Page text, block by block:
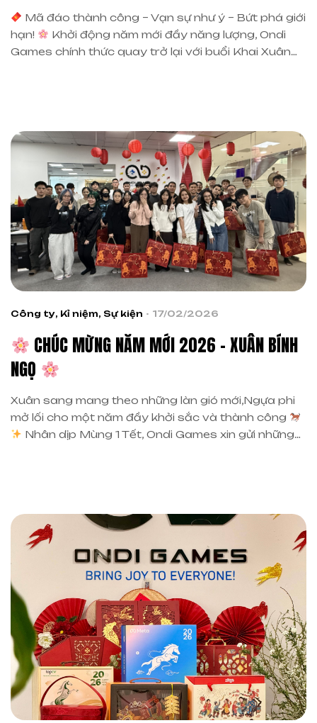
Mã đáo thành công – Vạn sự như ý – Bứt phá giới
hạn!
Khởi động năm mới đầy năng lượng, Ondi
Games chính thức quay trở lại với buổi Khai Xuân
Công ty, Kỉ niệm, Sự kiện 17/02/2026
CHÚC MỪNG NĂM MỚI 2026 – XUÂN BÍNH
NGỌ
Xuân sang mang theo những làn gió mới,Ngựa phi
mở lối cho một năm đầy khởi sắc và thành công
Nhân dịp Mùng 1 Tết, Ondi Games xin gửi những